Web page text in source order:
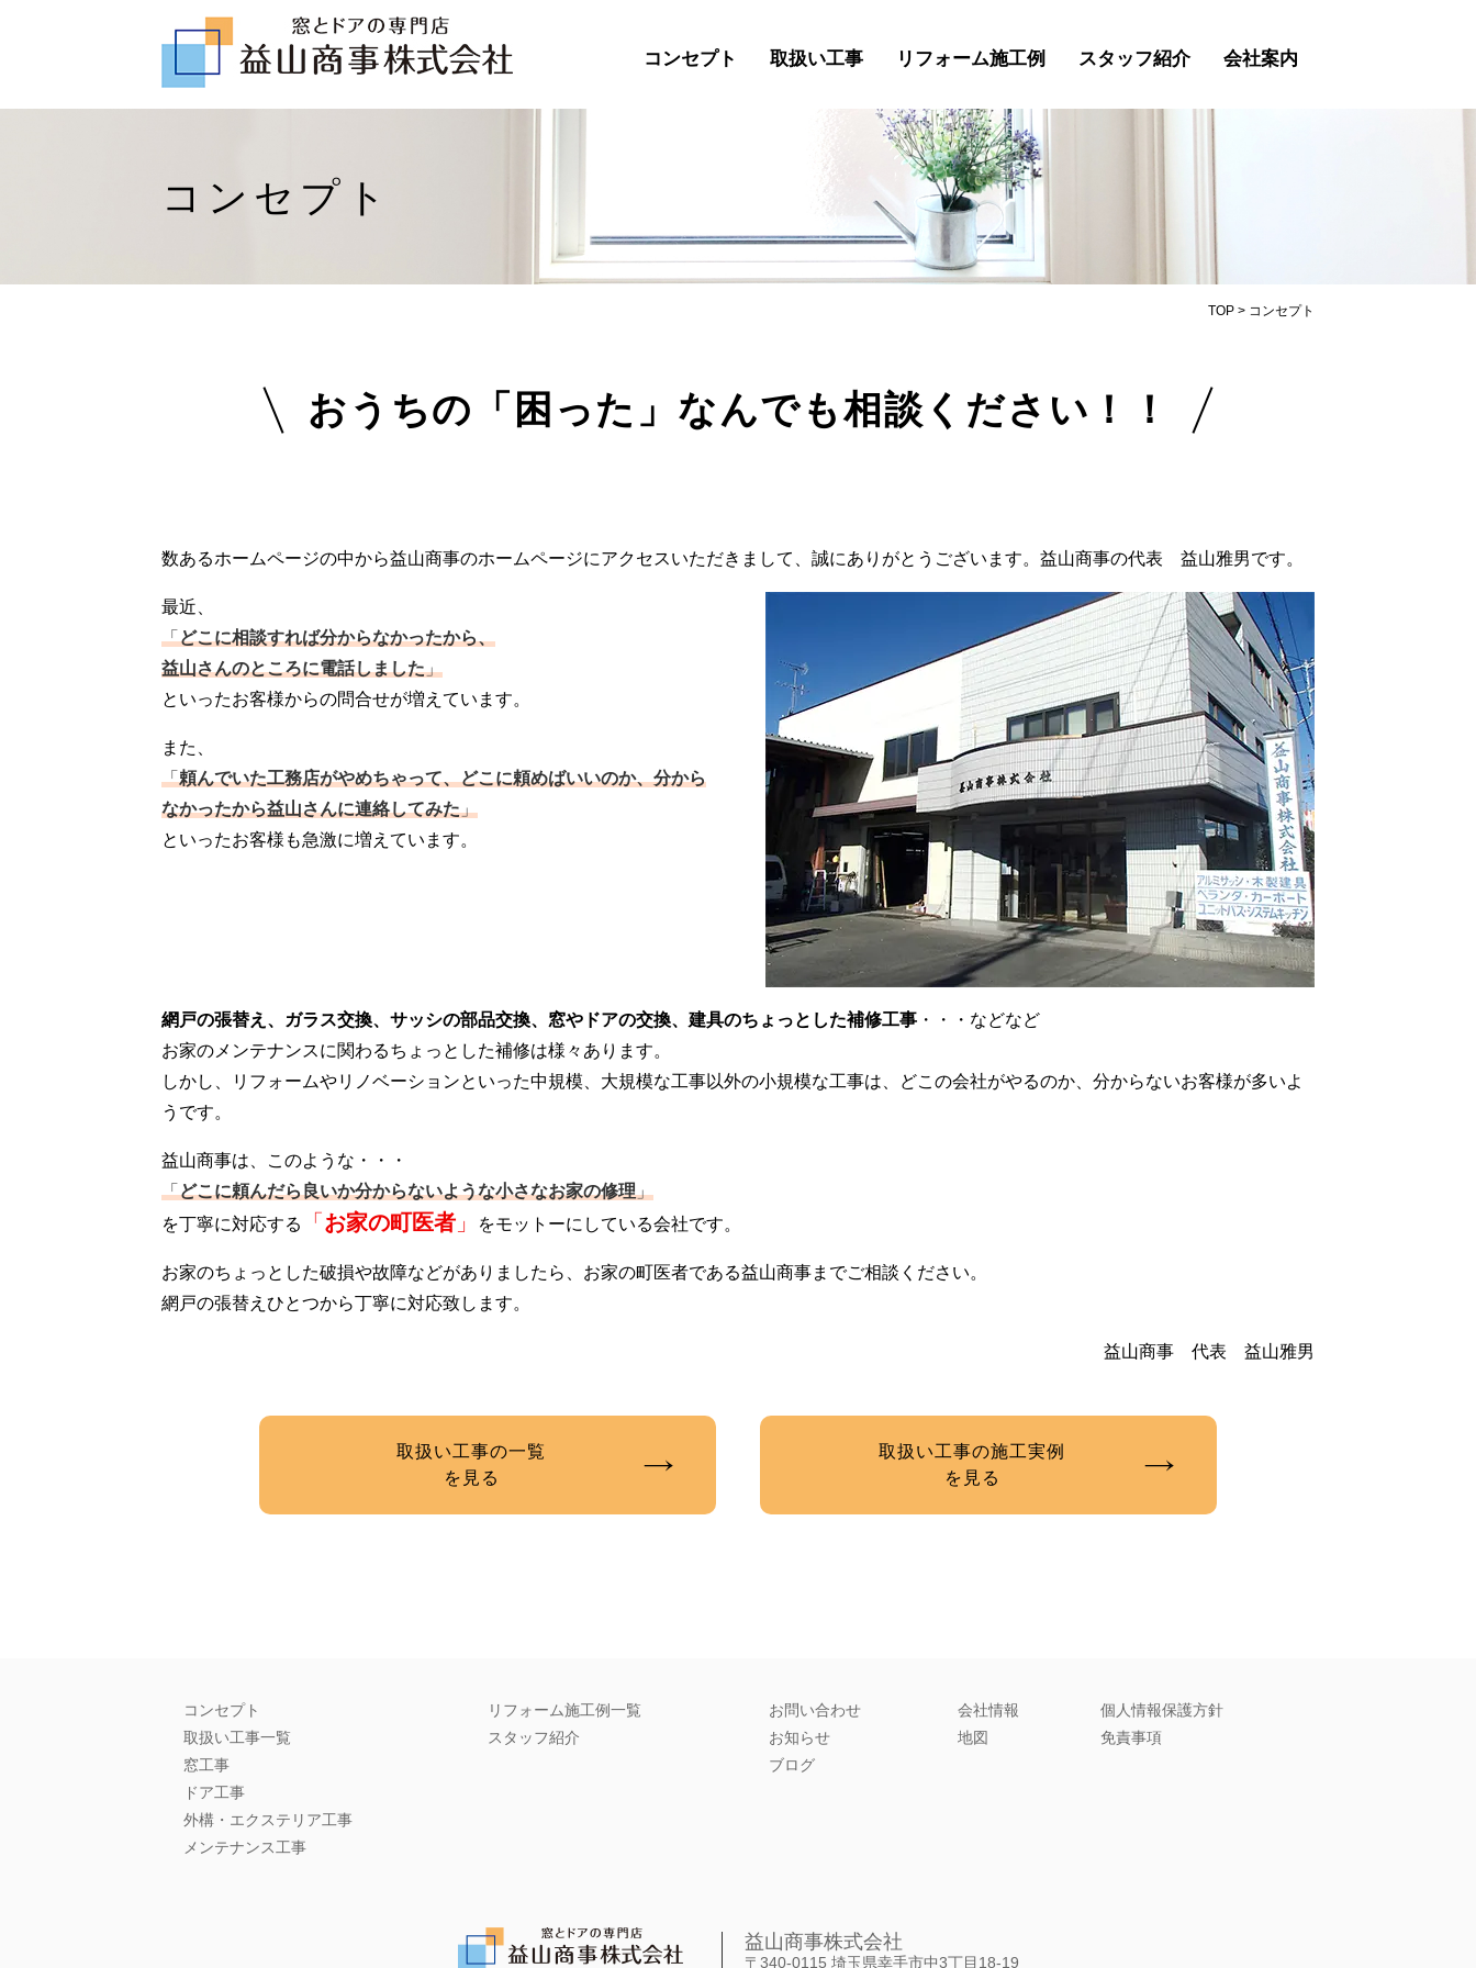
コンセプト 取扱い工事 リフォーム施工例 スタッフ紹介 会社案内
コンセプト
TOP > コンセプト
おうちの「困った」なんでも相談ください！！
数あるホームページの中から益山商事のホームページにアクセスいただきまして、誠にありがとうございます。益山商事の代表 益山雅男です。
最近、
「どこに相談すれば分からなかったから、
益山さんのところに電話しました」
といったお客様からの問合せが増えています。
また、
「頼んでいた工務店がやめちゃって、どこに頼めばいいのか、分から
なかったから益山さんに連絡してみた」
といったお客様も急激に増えています。
網戸の張替え、ガラス交換、サッシの部品交換、窓やドアの交換、建具のちょっとした補修工事 ・・・などなど
お家のメンテナンスに関わるちょっとした補修は様々あります。
しかし、リフォームやリノベーションといった中規模、大規模な工事以外の小規模な工事は、どこの会社がやるのか、分からないお客様が多いよ
うです。
益山商事は、このような・・・
「どこに頼んだら良いか分からないような小さなお家の修理」
を丁寧に対応する
「 お家の町医者 」 をモットーにしている会社です。
お家のちょっとした破損や故障などがありましたら、お家の町医者である益山商事までご相談ください。
網戸の張替えひとつから丁寧に対応致します。
益山商事 代表 益山雅男
取扱い工事の一覧
を見る
取扱い工事の施工実例
を見る
コンセプト
取扱い工事一覧
窓工事
ドア工事
外構・エクステリア工事
メンテナンス工事
リフォーム施工例一覧
スタッフ紹介
お問い合わせ
お知らせ
ブログ
会社情報
地図
個人情報保護方針
免責事項
益山商事株式会社
〒340-0115 埼玉県幸手市中3丁目18-19